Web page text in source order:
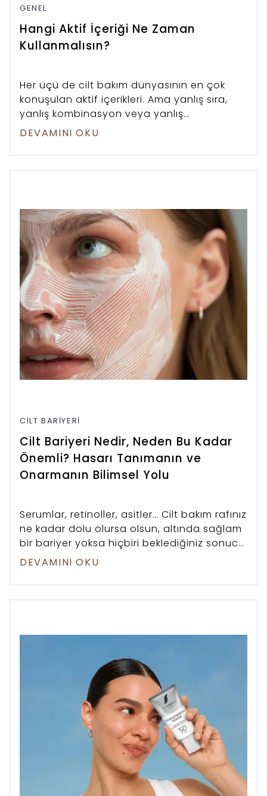
GENEL
Hangi Aktif İçeriği Ne Zaman
Kullanmalısın?
Her üçü de cilt bakım dünyasının en çok
konuşulan aktif içerikleri. Ama yanlış sıra,
yanlış kombinasyon veya yanlış
zamanlama; etkiyi artırmak bir yana, cildinizi
kombinasyon kurallarını ve başlangıç
protokolünü bilimsel doğrulukla ele alıyoruz.
DEVAMINI OKU
CILT BARIYERI
Cilt Bariyeri Nedir, Neden Bu Kadar
Önemli? Hasarı Tanımanın ve
Onarmanın Bilimsel Yolu
Serumlar, retinoller, asitler… Cilt bakım rafınız
ne kadar dolu olursa olsun, altında sağlam
bir bariyer yoksa hiçbiri beklediğiniz sonucu
vermez. Üstelik şu anda yaz ortasındayız:
arasında cildiniz normalden daha fazla
baskı altında.
DEVAMINI OKU